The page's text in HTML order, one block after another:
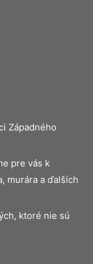
Západného
pre vás k
murára a ďalších
ktoré nie sú